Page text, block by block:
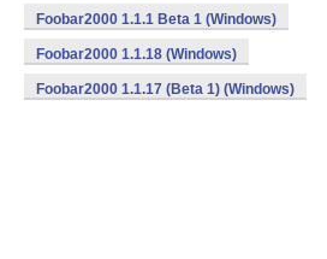
Foobar2000 1.1.1 Beta 1 (Windows)
Foobar2000 1.1.18 (Windows)
Foobar2000 1.1.17 (Beta 1) (Windows)